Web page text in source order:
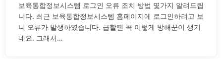
보육통합정보시스템 로그인 오류 조치 방법 몇가지 알려드립
니다. 최근 보육통합정보시스템 홈페이지에 로그인하려고 보
니 오류가 발생하였습니다. 급할땐 꼭 이렇게 방해꾼이 생기
네요. 그래서…